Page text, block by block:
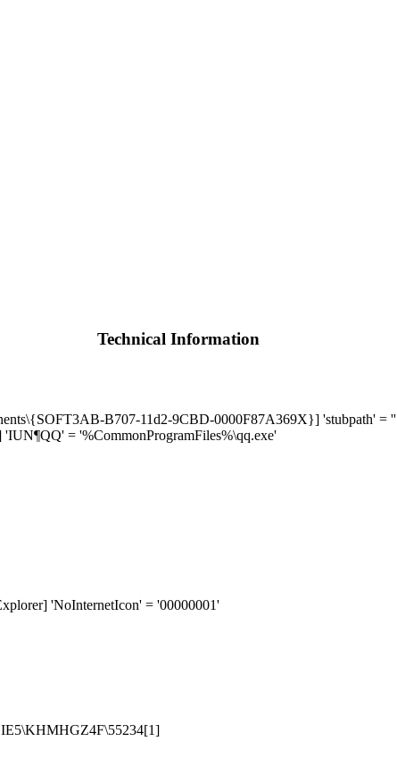
Technical Information
B707-11d2-9CBD-0000F87A369X}] 'stubpath' = ''
= '%CommonProgramFiles%\qq.exe'
'NoInternetIcon' = '00000001'